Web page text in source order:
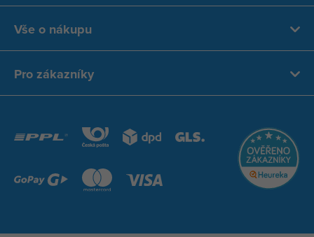
Vše o nákupu
Pro zákazníky